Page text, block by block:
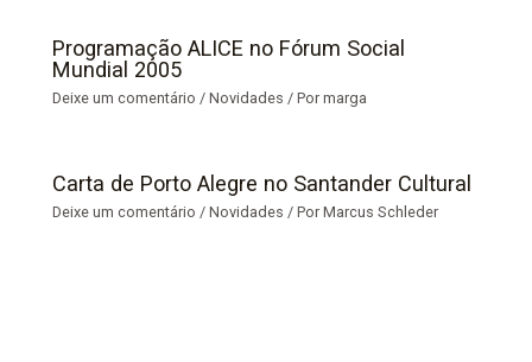
Programação ALICE no Fórum Social
Mundial 2005
Deixe um comentário /Novidades / Pormarga
Carta de Porto Alegre no Santander Cultural
Deixe um comentário /Novidades / PorMarcus Schleder